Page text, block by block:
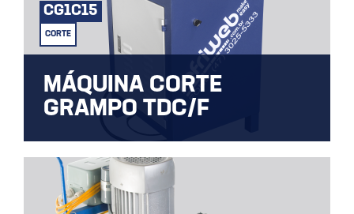
CG1C15
CORTE
MÁQUINA CORTE
GRAMPO TDC/F